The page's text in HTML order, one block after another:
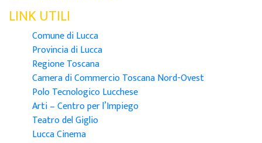
LINK UTILI
Comune di Lucca
Provincia di Lucca
Regione Toscana
Camera di Commercio Toscana Nord-Ovest
Polo Tecnologico Lucchese
Arti – Centro per l’Impiego
Teatro del Giglio
Lucca Cinema